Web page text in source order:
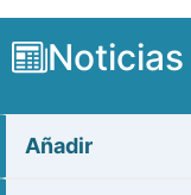
Noticias
Añadir